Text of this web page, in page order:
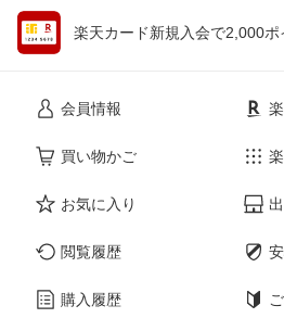
楽天カード新規入会で2,000ポ
会員情報
買い物かご
お気に入り
閲覧履歴
購入履歴